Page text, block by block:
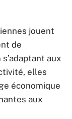
jouent
de
aux
elles
économique
aux